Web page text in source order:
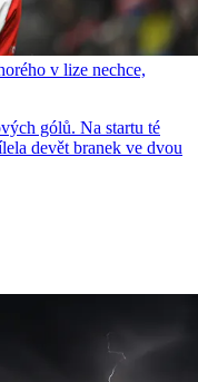
v lize nechce,
gólů. Na startu té
devět branek ve dvou